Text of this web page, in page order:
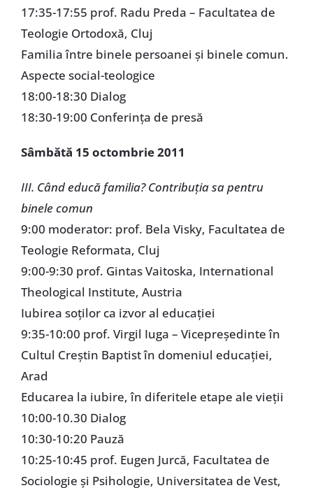
17:35-17:55 prof. Radu Preda – Facultatea de
Teologie Ortodoxă, Cluj
Familia între binele persoanei şi binele comun.
Aspecte social-teologice
18:00-18:30 Dialog
18:30-19:00 Conferinţa de presă
Sâmbătă 15 octombrie 2011
III. Când educă familia? Contribuţia sa pentru
binele comun
9:00 moderator: prof. Bela Visky, Facultatea de
Teologie Reformata, Cluj
9:00-9:30 prof. Gintas Vaitoska, International
Theological Institute, Austria
Iubirea soţilor ca izvor al educaţiei
9:35-10:00 prof. Virgil Iuga – Vicepreşedinte în
Cultul Creştin Baptist în domeniul educaţiei,
Arad
Educarea la iubire, în diferitele etape ale vieţii
10:00-10.30 Dialog
10:30-10:20 Pauză
10:25-10:45 prof. Eugen Jurcă, Facultatea de
Sociologie şi Psihologie, Universitatea de Vest,